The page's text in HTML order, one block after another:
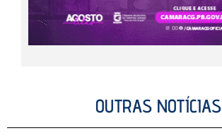
OUTRAS NOTÍCIAS